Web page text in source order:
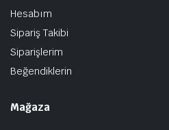
Hesabım
Sipariş Takibi
Siparişlerim
Beğendiklerin
Mağaza